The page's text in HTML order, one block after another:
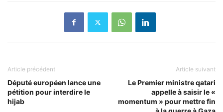
Article précédent
Député européen lance une
pétition pour interdire le
hijab
Article suivant
Le Premier ministre qatari
appelle à saisir le «
momentum » pour mettre fin